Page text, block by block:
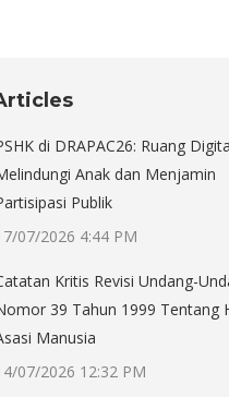
di DRAPAC26: Ruang
Anak dan Menjamin
Publik
07/2026 4:44 PM
Kritis Revisi Undang-
39 Tahun 1999 Tentang
Manusia
07/2026 12:32 PM